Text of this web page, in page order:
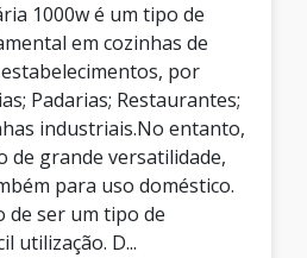
1000w é um tipo de
em cozinhas de
por
Padarias; Restaurantes;
industriais.No entanto,
de grande versatilidade,
para uso doméstico.
de ser um tipo de
utilização. D...